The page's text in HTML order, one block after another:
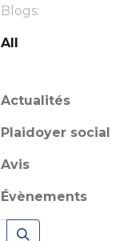
Blogs:
All
Actualités
Plaidoyer social
Avis
Évènements